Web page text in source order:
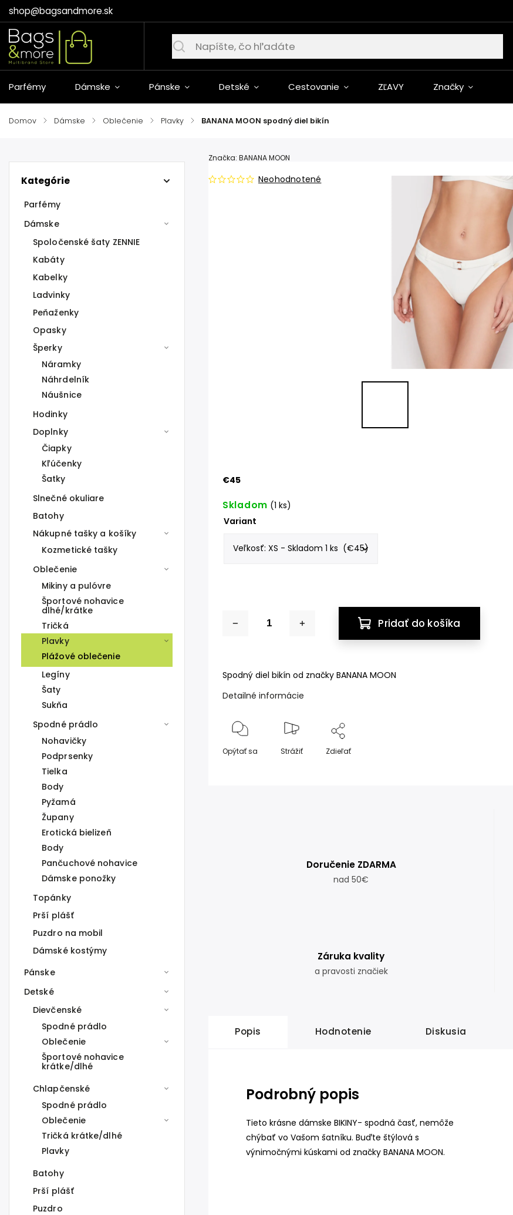
shop@bagsandmore.sk
Parfémy Dámske Pánske Detské Cestovanie ZĽAVY Značky
Domov / Dámske / Oblečenie / Plavky / BANANA MOON spodný diel bikín
Kategórie
Parfémy
Dámske
Spoločenské šaty ZENNIE
Kabáty
Kabelky
Ladvinky
Peňaženky
Opasky
Šperky
Náramky
Náhrdelník
Náušnice
Hodinky
Doplnky
Čiapky
Kľúčenky
Šatky
Slnečné okuliare
Batohy
Nákupné tašky a košíky
Kozmetické tašky
Oblečenie
Mikiny a pulóvre
Športové nohavice
dlhé/krátke
Tričká
Plavky
Plážové oblečenie
Legíny
Šaty
Sukňa
Spodné prádlo
Nohavičky
Podprsenky
Tielka
Body
Pyžamá
Župany
Erotická bielizeň
Body
Pančuchové nohavice
Dámske ponožky
Topánky
Prší plášť
Puzdro na mobil
Dámské kostýmy
Pánske
Detské
Dievčenské
Spodné prádlo
Oblečenie
Športové nohavice
krátke/dlhé
Chlapčenské
Spodné prádlo
Oblečenie
Tričká krátke/dlhé
Plavky
Batohy
Prší plášť
Puzdro
Neohodnotené
Značka: BANANA MOON
€45
Skladom (1 ks)
Variant
Pridať do košíka
Spodný diel bikín od značky BANANA MOON
Detailné informácie
Opýtať sa Strážiť Zdieľať
Doručenie ZDARMA
nad 50€
Záruka kvality
a pravosti značiek
Popis Hodnotenie Diskusia
Podrobný popis
Tieto krásne dámske BIKINY- spodná časť, nemôže
chýbať vo Vašom šatníku. Buďte štýlová s
výnimočnými kúskami od značky BANANA MOON.